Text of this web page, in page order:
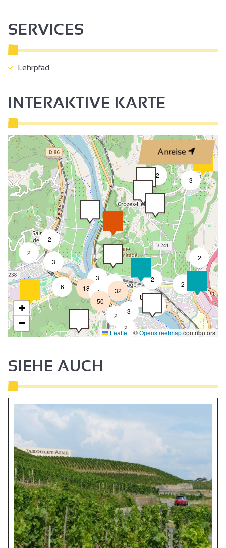
SERVICES
Lehrpfad
INTERAKTIVE KARTE
Anreise
2
2
2
2
3
2
2
8
2
3
6
3
4
18
2
8
3
50
32
+
−
Leaflet | ©Openstreetmapcontributors
SIEHE AUCH